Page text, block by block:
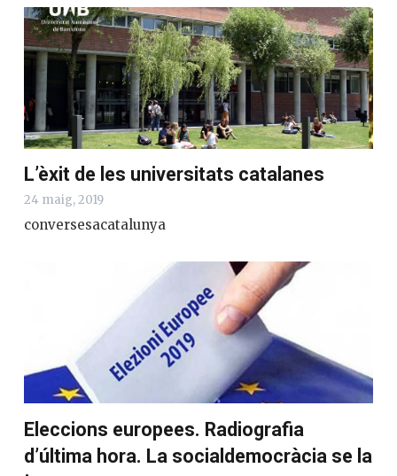
L’èxit de les universitats catalanes
24 maig, 2019
conversesacatalunya
Eleccions europees. Radiografia
d’última hora. La socialdemocràcia se la